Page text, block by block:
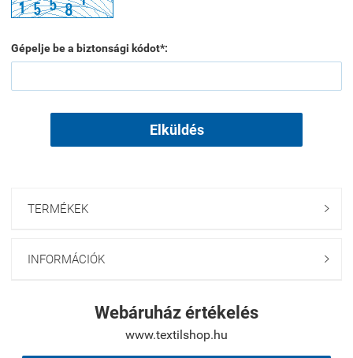
Gépelje be a biztonsági kódot*:
Elküldés
TERMÉKEK 
INFORMÁCIÓK 
Webáruház értékelés
www.textilshop.hu